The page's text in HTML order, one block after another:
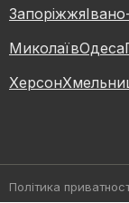
Запоріжжя
МиколаївОдеса
Херсон
Політика